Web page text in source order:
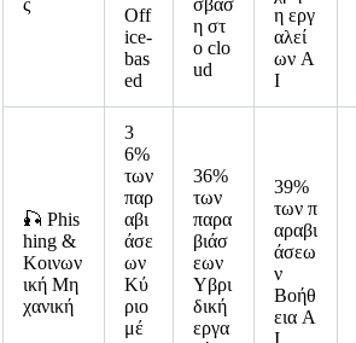
ς
Off
ice-
bas
ed
σβασ
η στ
ο clo
ud
η εργ
αλεί
ων A
I
🎣 Phis
hing &
Κοινων
ική Μη
χανική
3
6%
των
παρ
αβι
άσε
ων
Κύ
ριο
μέ
36%
των
παρα
βιάσ
εων
Υβρι
δική
εργα
39%
των π
αραβι
άσεω
ν
Βοήθ
εια A
I